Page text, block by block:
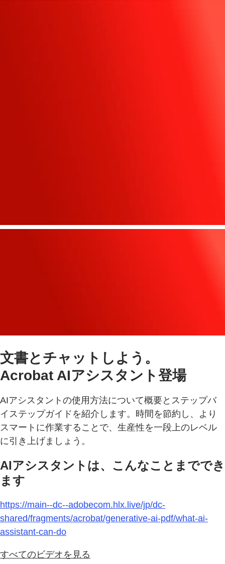
文書とチャットしよう。
Acrobat AIアシスタント登場
AIアシスタントの使用方法について概要とステップバ
イステップガイドを紹介します。時間を節約し、より
スマートに作業することで、生産性を一段上のレベル
に引き上げましょう。
AIアシスタントは、こんなことまででき
ます
https://main--dc--adobecom.hlx.live/jp/dc-
shared/fragments/acrobat/generative-ai-pdf/what-ai-
assistant-can-do
すべてのビデオを見る